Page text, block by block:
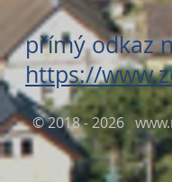
přímý odkaz
https://
© 2018 - 2026